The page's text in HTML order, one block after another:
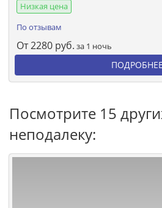
Низкая цена
По отзывам
От2280 руб. за 1 ночь
ПОДРОБНЕЕ
Посмотрите 15
неподалеку: